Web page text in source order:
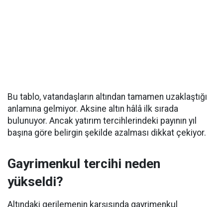
Bu tablo, vatandaşların altından tamamen uzaklaştığı
anlamına gelmiyor. Aksine altın hâlâ ilk sırada
bulunuyor. Ancak yatırım tercihlerindeki payının yıl
başına göre belirgin şekilde azalması dikkat çekiyor.
Gayrimenkul tercihi neden
yükseldi?
Altındaki gerilemenin karşısında gayrimenkul